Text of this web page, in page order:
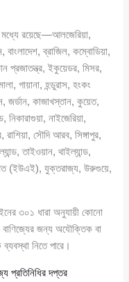
মধ্যে রয়েছে—আলজেরিয়া,
বাংলাদেশ, ব্রাজিল, কম্বোডিয়া,
প্রজাতন্ত্র, ইকুয়েডর, মিসর,
গায়ানা, হন্ডুরাস, হংকং
জর্ডান, কাজাখস্তান, কুয়েত,
নিকারাগুয়া, নাইজেরিয়া,
সৌদি আরব, সিঙ্গাপুর,
তাইওয়ান, থাইল্যান্ড,
(ইউএই), যুক্তরাজ্য, উরুগুয়ে,
৩০১ ধারা অনুযায়ী কোনো
বাণিজ্যের জন্য অযৌক্তিক বা
নিতে পারে।
প্রতিনিধির দপ্তর